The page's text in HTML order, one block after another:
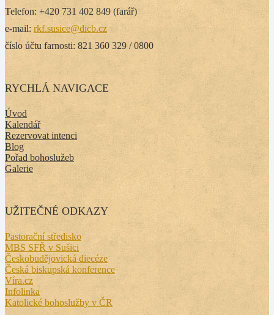
Telefon: +420 731 402 849 (farář)
e-mail: rkf.susice@dicb.cz
číslo účtu farnosti: 821 360 329 / 0800
RYCHLÁ NAVIGACE
Úvod
Kalendář
Rezervovat intenci
Blog
Pořad bohoslužeb
Galerie
UŽITEČNÉ ODKAZY
Pastorační středisko
MBS SFŘ v Sušici
Českobudějovická diecéze
Česká biskupská konference
Víra.cz
Infolinka
Katolické bohoslužby v ČR